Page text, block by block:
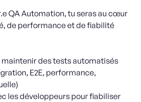
QA Automation, tu seras au cœur
de performance et de fiabilité
maintenir des tests automatisés
E2E, performance,
les développeurs pour fiabiliser